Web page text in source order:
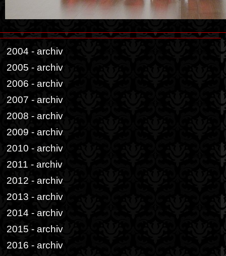
2004 - archiv
2005 - archiv
2006 - archiv
2007 - archiv
2008 - archiv
2009 - archiv
2010 - archiv
2011 - archiv
2012 - archiv
2013 - archiv
2014 - archiv
2015 - archiv
2016 - archiv